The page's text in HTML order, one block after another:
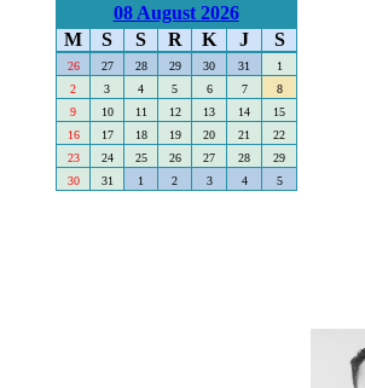
08 August 2026
M
S S R K J S
26 27 28 29 30 31
1
2
3 4 5 6 7
8
9
10 11 12 13 14
15
16
17 18 19 20 21
22
23
24 25 26 27 28
29
30
31 1 2 3 4 5